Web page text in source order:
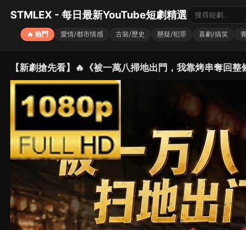
STMLEX - 每日最新YouTube短劇精選
🔥 熱門 愛情/都市情感 古裝/歷史 懸疑/犯罪 喜劇/搞笑
【新劇搶先看】🔥《被一萬八掃地出門，我靠烤串奪回